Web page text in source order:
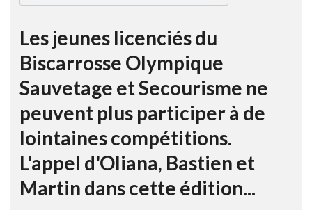
Les jeunes licenciés du
Biscarrosse Olympique
Sauvetage et Secourisme ne
peuvent plus participer à de
lointaines compétitions.
L'appel d'Oliana, Bastien et
Martin dans cette édition...